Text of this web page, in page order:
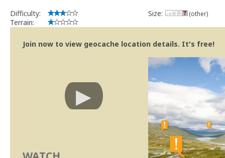
Difficulty:
Terrain:
Size: (other)
Join now to view geocache location details. It's free!